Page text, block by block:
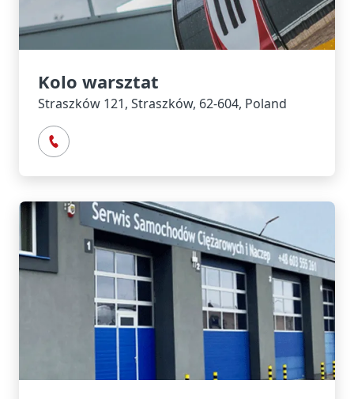
Kolo warsztat
Straszków 121, Straszków, 62-604, Poland